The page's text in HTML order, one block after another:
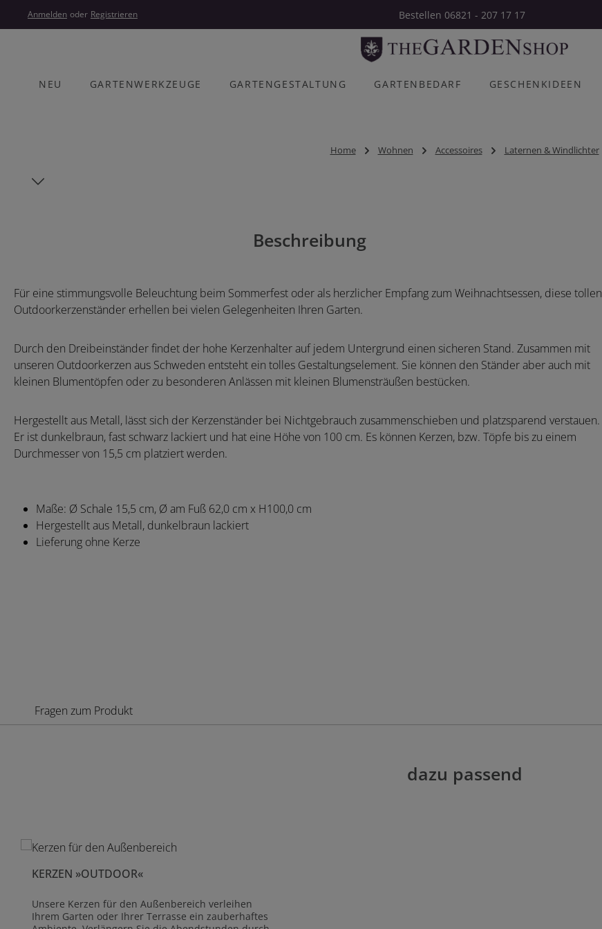
Hauptinhalt springen
Zur Hauptnavigation springen
Anmelden oder Registrieren Bestellen 06821 - 207 17 17
NEU GARTENWERKZEUGE GARTENGESTALTUNG GARTENBEDARF GESCHENKIDEEN
Home Wohnen Accessoires Laternen & Windlichter
Bildergalerie überspringen
Beschreibung
Für eine stimmungsvolle Beleuchtung beim Sommerfest oder als herzlicher Empfang zum Weihnachtsessen, diese tollen
Outdoorkerzenständer erhellen bei vielen Gelegenheiten Ihren Garten.
Durch den Dreibeinständer findet der hohe Kerzenhalter auf jedem Untergrund einen sicheren Stand. Zusammen mit
unseren Outdoorkerzen aus Schweden entsteht ein tolles Gestaltungselement. Sie können den Ständer aber auch mit
kleinen Blumentöpfen oder zu besonderen Anlässen mit kleinen Blumensträußen bestücken.
Hergestellt aus Metall, lässt sich der Kerzenständer bei Nichtgebrauch zusammenschieben und platzsparend verstauen.
Er ist dunkelbraun, fast schwarz lackiert und hat eine Höhe von 100 cm. Es können Kerzen, bzw. Töpfe bis zu einem
Durchmesser von 15,5 cm platziert werden.
Maße: Ø Schale 15,5 cm, Ø am Fuß 62,0 cm x H100,0 cm
Hergestellt aus Metall, dunkelbraun lackiert
Lieferung ohne Kerze
Fragen zum Produkt
dazu passend
KERZEN »OUTDOOR«
Unsere Kerzen für den Außenbereich verleihen
Ihrem Garten oder Ihrer Terrasse ein zauberhaftes